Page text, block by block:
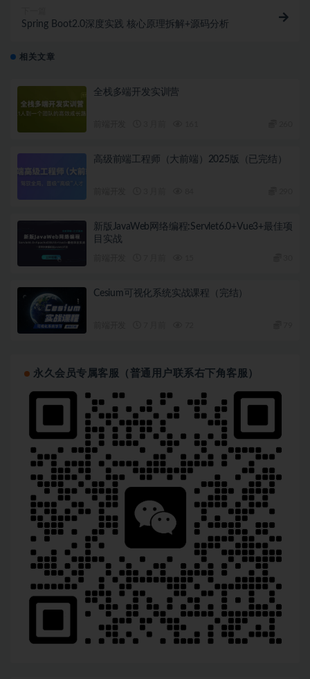
Spring Boot2.0深度实践 核心原理拆解+源码分析
相关文章
全栈多端开发实训营
高级前端工程师（大前端）2025版（已完结）
新版JavaWeb网络编程:Servlet6.0+Vue3+最佳项
目实战
Cesium可视化系统实战课程（完结）
永久会员专属客服（普通用户联系右下角客服）